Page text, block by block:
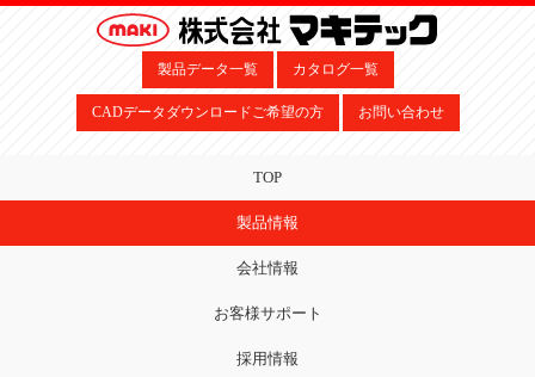
製品データ一覧 カタログ一覧
CADデータダウンロードご希望の方 お問い合わせ
TOP
製品情報
会社情報
お客様サポート
採用情報